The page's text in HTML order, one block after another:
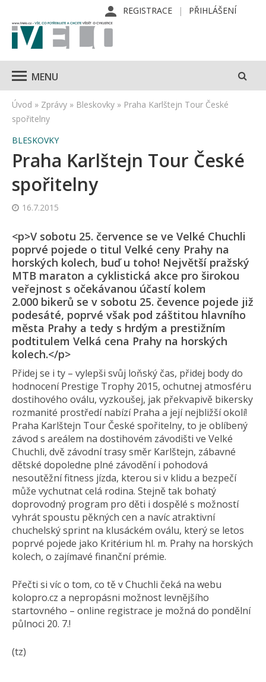
REGISTRACE PŘIHLÁŠENÍ
MENU
Úvod » Zprávy » Bleskovky » Praha Karlštejn Tour České
spořitelny
BLESKOVKY
Praha Karlštejn Tour České
spořitelny
16.7.2015
<p>V sobotu 25. července se ve Velké Chuchli
poprvé pojede o titul Velké ceny Prahy na
horských kolech, buď u toho! Největší pražský
MTB maraton a cyklistická akce pro širokou
veřejnost s očekávanou účastí kolem
2.000 bikerů se v sobotu 25. čevence pojede již
podesáté, poprvé však pod záštitou hlavního
města Prahy a tedy s hrdým a prestižním
podtitulem Velká cena Prahy na horských
kolech.</p>
Přidej se i ty – vylepši svůj loňský čas, přidej body do
hodnocení Prestige Trophy 2015, ochutnej atmosféru
dostihového oválu, vyzkoušej, jak překvapivě bikersky
rozmanité prostředí nabízí Praha a její nejbližší okolí!
Praha Karlštejn Tour České spořitelny, to je oblíbený
závod s areálem na dostihovém závodišti ve Velké
Chuchli, dvě závodní trasy směr Karlštejn, zábavné
dětské dopoledne plné závodění i pohodová
nesoutěžní fitness jízda, kterou si v klidu a bezpečí
může vychutnat celá rodina. Stejně tak bohatý
doprovodný program pro děti i dospělé s možností
vyhrát spoustu pěkných cen a navíc atraktivní
chuchelský sprint na klusáckém oválu, který se letos
poprvé pojede jako Kritérium hl. m. Prahy na horských
kolech, o zajímavé finanční prémie.
Přečti si víc o tom, co tě v Chuchli čeká na webu
kolopro.cz a nepropásni možnost levnějšího
startovného – online registrace je možná do pondělní
půlnoci 20. 7.!
(tz)